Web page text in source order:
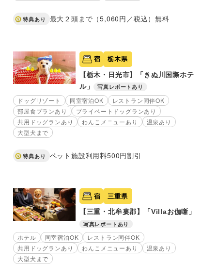
特典あり 最大２頭まで（5,060円／税込）無料
宿 栃木県
【栃木・日光市】「きぬ川国際ホテ
ル」
写真レポートあり
ドッグリゾート 同室宿泊OK
レストラン同伴OK
部屋食プランあり
プライベートドッグランあり
共用ドッグランあり
わんこメニューあり
温泉あり
大型犬まで
特典あり ペット施設利用料500円割引
宿 三重県
【三重・北牟婁郡】「Villaお伽噺」
写真レポートあり
ホテル 同室宿泊OK
レストラン同伴OK
共用ドッグランあり
わんこメニューあり
温泉あり
大型犬まで